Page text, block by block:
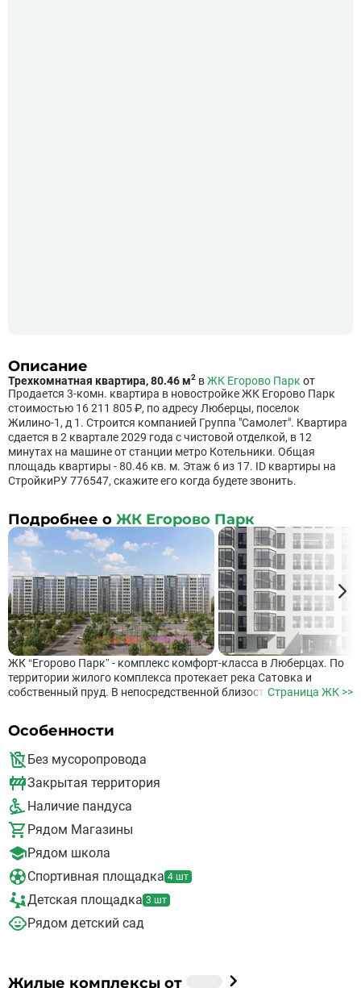
Описание
Трехкомнатная квартира, 80.46 м2 вЖК Егорово Парк от
Продается 3-комн. квартира в новостройке ЖК Егорово Парк
стоимостью 16 211 805 ₽, по адресу Люберцы, поселок
Жилино-1, д 1. Строится компанией Группа "Самолет". Квартира
сдается в 2 квартале 2029 года с чистовой отделкой, в 12
минутах на машине от станции метро Котельники. Общая
площадь квартиры - 80.46 кв. м. Этаж 6 из 17. ID квартиры на
СтройкиРУ 776547, скажите его когда будете звонить.
Подробнее о ЖК Егорово Парк
ЖК “Егорово Парк” - комплекс комфорт-класса в Люберцах. По
территории жилого комплекса протекает река Сатовка и
собственный пруд. В непосредственной близости расположены
автомобилистов будет удобно близкое расположение
Новорязанского шоссе Собственная инфраструктура
комплекса включает в себя многоуровневую парковку и
придомовой гостевой паркинг Для комфортного пребывания,
входные группы будут оснащены подъемниками для инвалидов
На территории комплекса собственные детские сады, школы,
магазины, салоны красоты Поблизости от жилого комплекса
расположены школа № 23, гимназия, частный детсад
“Светлячок”, музыкальная школа, торговые центры,
продуктовые магазины “Авокадо”, “Меланя”, “Дикси”, “Каро” и
“Фреш сити”.
Страница ЖК >>
Особенности
Без мусоропровода
Закрытая территория
Наличие пандуса
Рядом Магазины
Рядом школа
Спортивная площадка 4 шт
Детская площадка 3 шт
Рядом детский сад
Застройщик
Жилые комплексы от